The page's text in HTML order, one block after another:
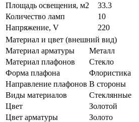
Площадь освещения, м2
33.3
Количество ламп
10
Напряжение, V
220
Материал и цвет (внешний вид)
Материал арматуры
Металл
Материал плафонов
Стекло
Форма плафона
Флористика
Направление плафонов В стороны
Виды материалов
Стеклянные
Цвет
Золотой
Цвет арматуры
Золото